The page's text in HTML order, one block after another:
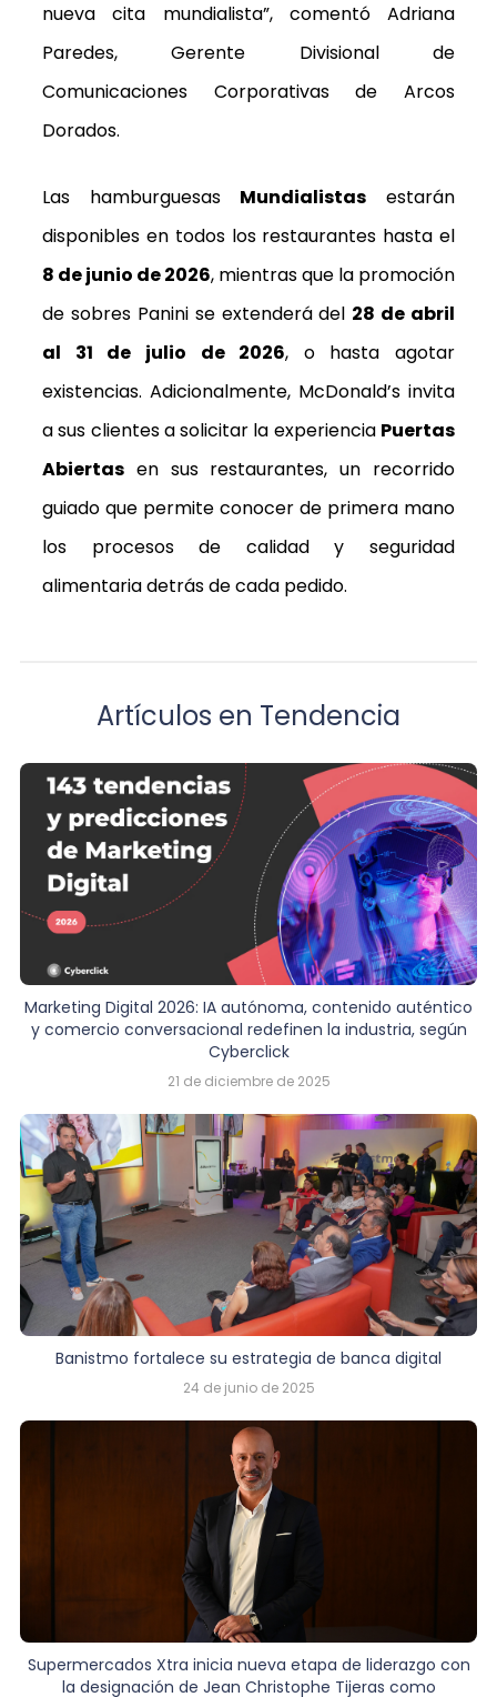
nueva cita mundialista”, comentó Adriana
Paredes, Gerente Divisional de
Comunicaciones Corporativas de Arcos
Dorados.
Las hamburguesas Mundialistas estarán
disponibles en todos los restaurantes hasta el
8 de junio de 2026, mientras que la promoción
de sobres Panini se extenderá del 28 de abril
al 31 de julio de 2026, o hasta agotar
existencias. Adicionalmente, McDonald’s invita
a sus clientes a solicitar la experiencia Puertas
Abiertasen sus restaurantes, un recorrido
guiado que permite conocer de primera mano
los procesos de calidad y seguridad
alimentaria detrás de cada pedido.
Artículos en Tendencia
Marketing Digital 2026: IA autónoma, contenido auténtico
y comercio conversacional redefinen la industria, según
Cyberclick
21 de diciembre de 2025
Banistmo fortalece su estrategia de banca digital
24 de junio de 2025
Supermercados Xtra inicia nueva etapa de liderazgo con
la designación de Jean Christophe Tijeras como